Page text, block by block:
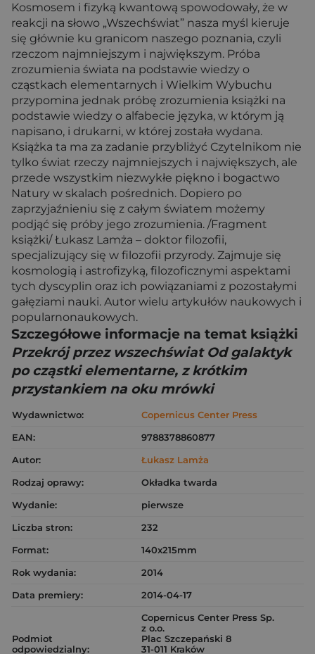
Kosmosem i fizyką kwantową spowodowały, że w
reakcji na słowo „Wszechświat” nasza myśl kieruje
się głównie ku granicom naszego poznania, czyli
rzeczom najmniejszym i największym. Próba
zrozumienia świata na podstawie wiedzy o
cząstkach elementarnych i Wielkim Wybuchu
przypomina jednak próbę zrozumienia książki na
podstawie wiedzy o alfabecie języka, w którym ją
napisano, i drukarni, w której została wydana.
Książka ta ma za zadanie przybliżyć Czytelnikom nie
tylko świat rzeczy najmniejszych i największych, ale
przede wszystkim niezwykłe piękno i bogactwo
Natury w skalach pośrednich. Dopiero po
zaprzyjaźnieniu się z całym światem możemy
podjąć się próby jego zrozumienia. /Fragment
książki/ Łukasz Lamża – doktor filozofii,
specjalizujący się w filozofii przyrody. Zajmuje się
kosmologią i astrofizyką, filozoficznymi aspektami
tych dyscyplin oraz ich powiązaniami z pozostałymi
gałęziami nauki. Autor wielu artykułów naukowych i
popularnonaukowych.
Szczegółowe informacje na temat książki
Przekrój przez wszechświat Od galaktyk
po cząstki elementarne, z krótkim
przystankiem na oku mrówki
Wydawnictwo:
Copernicus Center Press
EAN:
9788378860877
Autor:
Łukasz Lamża
Rodzaj oprawy:
Okładka twarda
Wydanie:
pierwsze
Liczba stron:
232
Format:
140x215mm
Rok wydania:
2014
Data premiery:
2014-04-17
Podmiot
odpowiedzialny:
Copernicus Center Press Sp.
z o.o.
Plac Szczepański 8
31-011 Kraków